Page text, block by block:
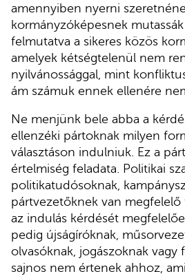
amennyiben nyerni
kormányzóképesnek mutassák
felmutatva a sikeres közös
amelyek kétségtelenül nem
nyilvánossággal, mint
ám számuk ennek ellenére
Ne menjünk bele abba a
ellenzéki pártoknak milyen
választáson indulniuk. Ez a
értelmiség feladata. Politikai
politikatudósoknak,
pártvezetőknek van
az indulás kérdését
pedig újságíróknak,
olvasóknak, jogászoknak vagy
sajnos nem értenek ahhoz,